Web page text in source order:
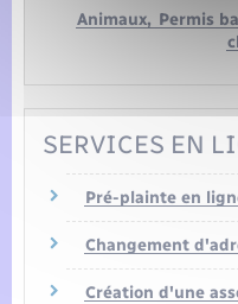
Animaux, Permis
SERVICES EN
Pré-plainte en
Changement
Création d'une